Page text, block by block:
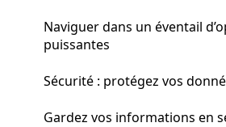
Naviguer dans un éventail
puissantes
Sécurité : protégez vos
Gardez vos informations en